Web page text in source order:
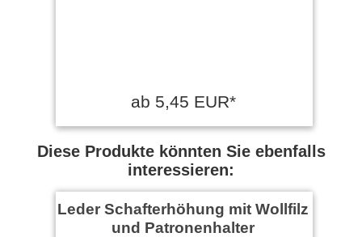
ab 5,45 EUR*
Diese Produkte könnten Sie ebenfalls
interessieren:
Leder Schafterhöhung mit Wollfilz
und Patronenhalter